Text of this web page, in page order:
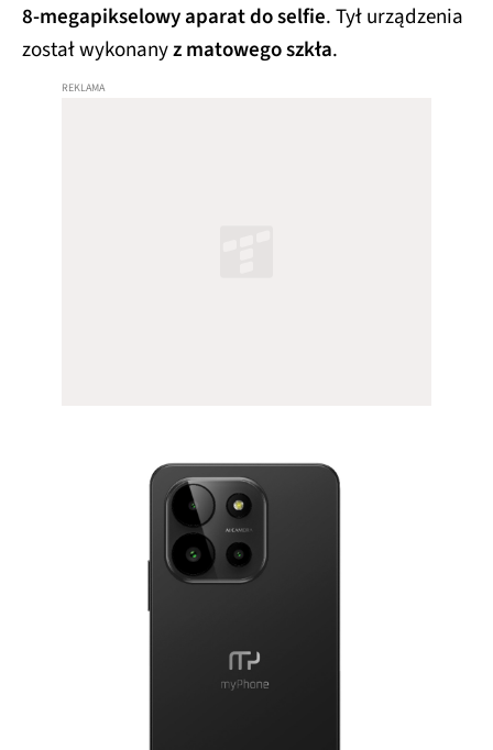
8-megapikselowy aparat do selfie. Tył urządzenia
został wykonanyz matowego szkła.